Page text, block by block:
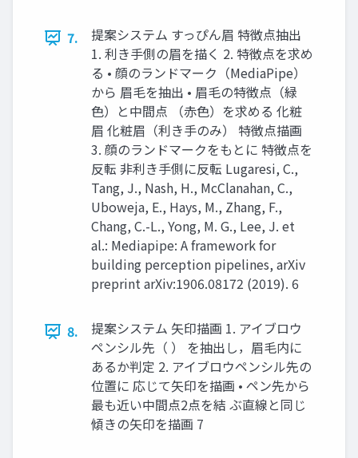
7.
提案システム すっぴん眉 特徴点抽出
1. 利き手側の眉を描く 2. 特徴点を求め
る • 顔のランドマーク（MediaPipe）
から 眉毛を抽出 • 眉毛の特徴点（緑
色）と中間点 （赤色）を求める 化粧
眉 化粧眉（利き手のみ） 特徴点描画
3. 顔のランドマークをもとに 特徴点を
反転 非利き手側に反転 Lugaresi, C.,
Tang, J., Nash, H., McClanahan, C.,
Uboweja, E., Hays, M., Zhang, F.,
Chang, C.-L., Yong, M. G., Lee, J. et
al.: Mediapipe: A framework for
building perception pipelines, arXiv
preprint arXiv:1906.08172 (2019). 6
8.
提案システム 矢印描画 1. アイブロウ
ペンシル先（ ） を抽出し，眉毛内に
あるか判定 2. アイブロウペンシル先の
位置に 応じて矢印を描画 • ペン先から
最も近い中間点2点を結 ぶ直線と同じ
傾きの矢印を描画 7